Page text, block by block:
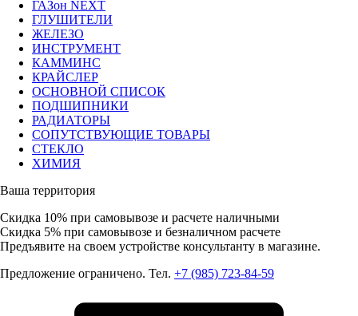
ГАЗон NEXT
ГЛУШИТЕЛИ
ЖЕЛЕЗО
ИНСТРУМЕНТ
КАММИНС
КРАЙСЛЕР
ОСНОВНОЙ СПИСОК
ПОДШИПНИКИ
РАДИАТОРЫ
СОПУТСТВУЮЩИЕ ТОВАРЫ
СТЕКЛО
ХИМИЯ
Ваша территория
Скидка 10% при самовывозе и расчете наличными
Скидка 5% при самовывозе и безналичном расчете
Предъявите на своем устройстве консультанту в магазине.
Предложение ограничено. Тел. +7 (985) 723-84-59